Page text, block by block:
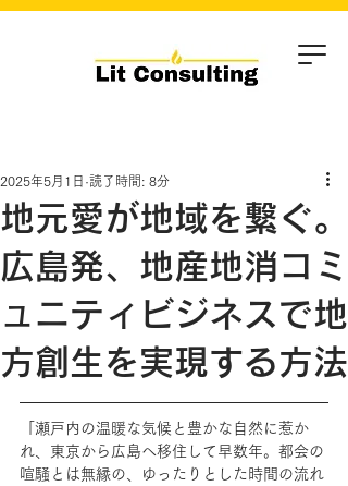
地元愛が地域を繋ぐ。
広島発、地産地消コミ
ュニティビジネスで地
方創生を実現する方法
2025年5月1日 読了時間: 8分
「瀬戸内の温暖な気候と豊かな自然に惹か
れ、東京から広島へ移住して早数年。都会の
喧騒とは無縁の、ゆったりとした時間の流れ